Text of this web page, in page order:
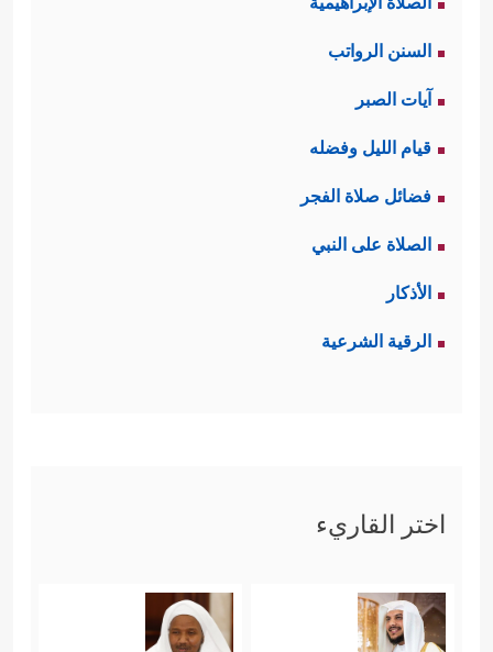
السنن الرواتب
آيات الصبر
قيام الليل وفضله
فضائل صلاة الفجر
الصلاة على النبي
الأذكار
الرقية الشرعية
اختر القاريء